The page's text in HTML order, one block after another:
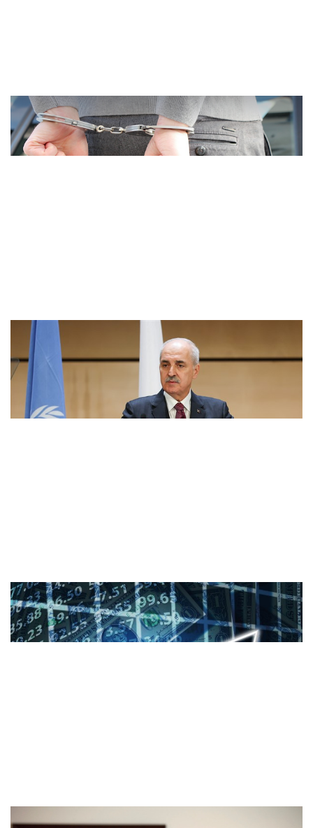
İzmir ve Muğla'da göçmen kaçakçılı..
Kurtulmuş: Atatürk başta olmak üzer..
Ekonomi
ABD piyasalarında gözler enflasyon ..